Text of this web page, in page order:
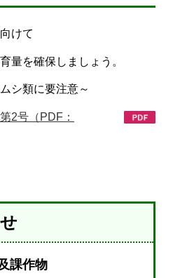
けて
量を確保しましょう。
シ類に要注意～
2号（PDF：
課作物